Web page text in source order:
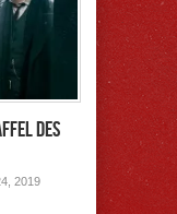
des
2019